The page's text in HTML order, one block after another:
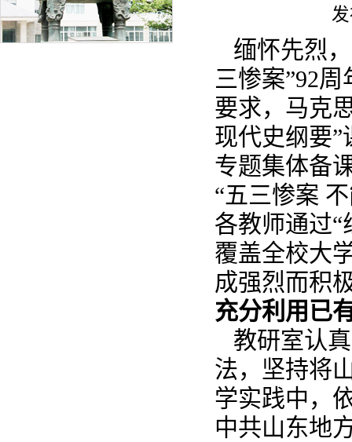
缅怀先烈
三惨案”92
要求，马克
现代史纲要”
专题集体备
“五三惨案
各教师通过“
覆盖全校大
成强烈而积
充分利用已
教研室认
法，坚持将
学实践中，
中共山东地